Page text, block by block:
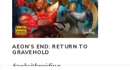
AEON’S END: RETURN TO
GRAVEHOLD
Speluitbreiding